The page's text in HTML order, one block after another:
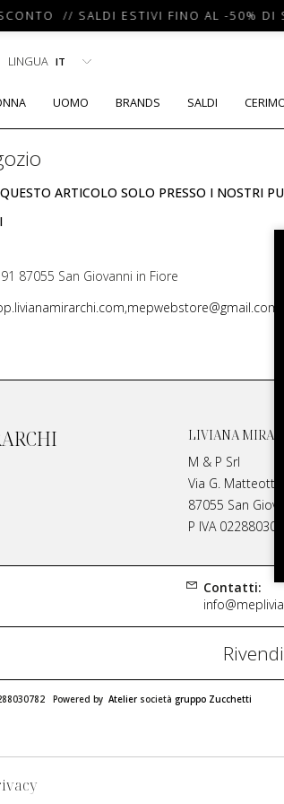
// SALDI ESTIVI FINO AL -50%
LINGUA
UOMO BRANDS SALDI
ARTICOLO SOLO PRESSO I NOSTRI
87055 San Giovanni in Fiore
LIVIANA
M & P Srl
Via G. Matteotti,
87055 San
P IVA
Contatti:
Powered by Atelier società gruppo Zucchetti